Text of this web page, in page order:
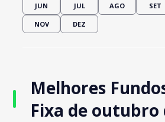
JUN JUL AGO SET
NOV DEZ
Melhores
Fixa de outubro